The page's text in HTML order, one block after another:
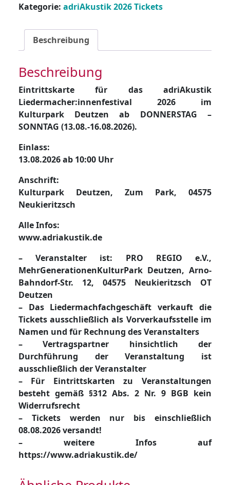
Vier
(Do-
So)
Kategorie: adriAkustik 2026 Tickets
Beschreibung
Beschreibung
Eintrittskarte für das adriAkustik
Liedermacher:innenfestival 2026 im
Kulturpark Deutzen ab DONNERSTAG –
SONNTAG (13.08.-16.08.2026).
Einlass:
13.08.2026 ab 10:00 Uhr
Anschrift:
Kulturpark Deutzen, Zum Park, 04575
Neukieritzsch
Alle Infos:
www.adriakustik.de
– Veranstalter ist: PRO REGIO e.V.,
MehrGenerationenKulturPark Deutzen, Arno-
Bahndorf-Str. 12, 04575 Neukieritzsch OT
Deutzen
– Das Liedermachfachgeschäft verkauft die
Tickets ausschließlich als Vorverkaufsstelle im
Namen und für Rechnung des Veranstalters
– Vertragspartner hinsichtlich der
Durchführung der Veranstaltung ist
ausschließlich der Veranstalter
– Für Eintrittskarten zu Veranstaltungen
besteht gemäß §312 Abs. 2 Nr. 9 BGB kein
Widerrufsrecht
– Tickets werden nur bis einschließlich
08.08.2026 versandt!
– weitere Infos auf
https://www.adriakustik.de/